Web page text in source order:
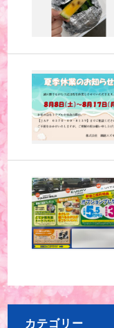
カテゴリー